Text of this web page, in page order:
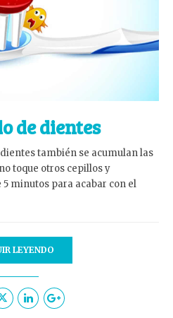
de dientes
también se acumulan las
toque otros cepillos y
minutos para acabar con el
LEYENDO